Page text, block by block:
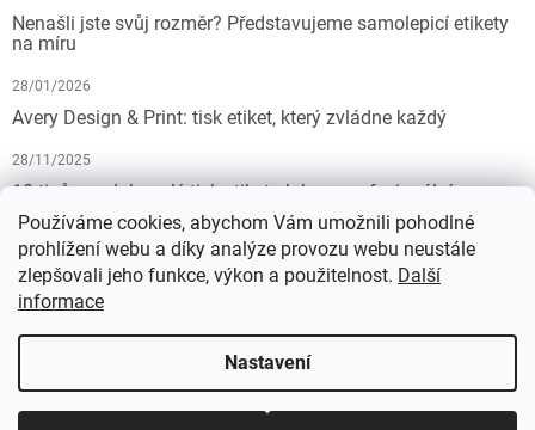
Používáme cookies, abychom Vám umožnili pohodlné
prohlížení webu a díky analýze provozu webu neustále
zlepšovali jeho funkce, výkon a použitelnost. Další
informace
Nastavení
Nenašli jste svůj rozměr? Představujeme samolepicí etikety
na míru
28/01/2026
Avery Design & Print: tisk etiket, který zvládne každý
28/11/2025
10 tipů pro dokonalý tisk etiket: Jak na profesionální
výsledek bez starostí
19/07/2025
KALEDA, a.s. | etikety-stitky.cz